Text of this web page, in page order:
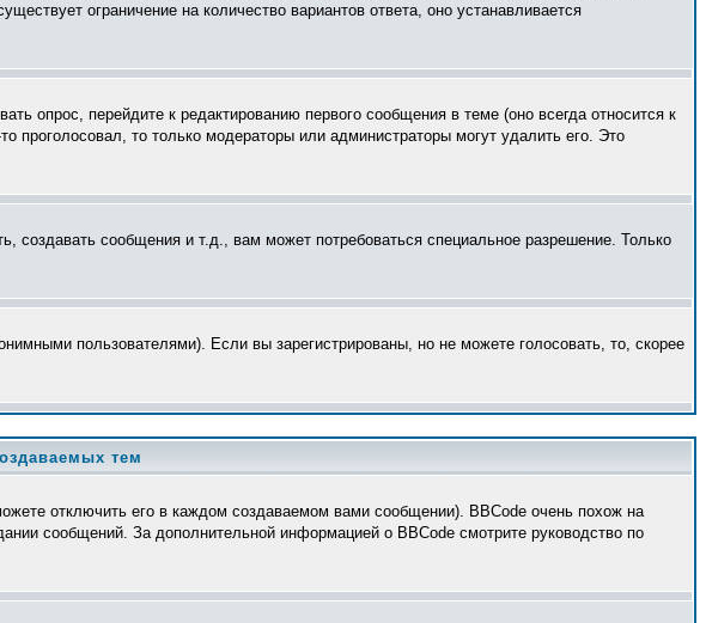
ограничение на количество вариантов ответа, оно устанавливается
опрос, перейдите к редактированию первого сообщения в теме (оно всегда относится к
проголосовал, то только модераторы или администраторы могут удалить его. Это
сообщения и т.д., вам может потребоваться специальное разрешение. Только
пользователями). Если вы зарегистрированы, но не можете голосовать, то, скорее
тем
отключить его в каждом создаваемом вами сообщении). BBCode очень похож на
сообщений. За дополнительной информацией о BBCode смотрите руководство по